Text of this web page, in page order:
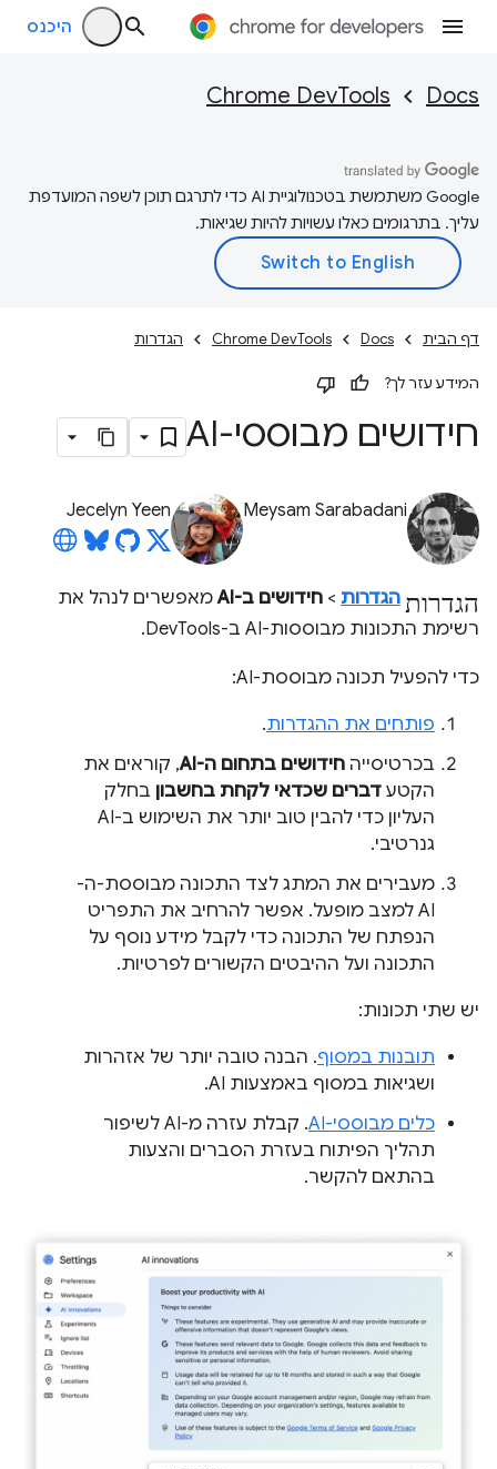
היכנס
Docs
Chrome DevTools
‫Google משתמשת בטכנולוגיית AI כדי לתרגם תוכן לשפה המועדפת
עליך. בתרגומים כאלו עשויות להיות שגיאות.
דף הבית Docs
Chrome DevTools הגדרות
המידע עזר לך?
חידושים מבוססי-AI
Meysam Sarabadani
Jecelyn Yeen
הגדרות הגדרות > חידושים ב-AI
מאפשרים לנהל את
רשימת התכונות מבוססות-AI ב-DevTools.
כדי להפעיל תכונה מבוססת-AI:
פותחים את ההגדרות.
בכרטיסייה חידושים בתחום ה-AI
, קוראים את
הקטע דברים שכדאי לקחת בחשבון בחלק
העליון כדי להבין טוב יותר את השימוש ב-AI
גנרטיבי.
מעבירים את המתג לצד התכונה מבוססת-ה-
AI למצב מופעל. אפשר להרחיב את התפריט
הנפתח של התכונה כדי לקבל מידע נוסף על
התכונה ועל ההיבטים הקשורים לפרטיות.
יש שתי תכונות:
תובנות במסוף. הבנה טובה יותר של אזהרות
ושגיאות במסוף באמצעות AI.
כלים מבוססי-AI
. קבלת עזרה מ-AI לשיפור
תהליך הפיתוח בעזרת הסברים והצעות
בהתאם להקשר.